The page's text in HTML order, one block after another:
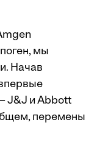
мы
Начав
J&J и Abbott
перемены